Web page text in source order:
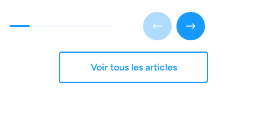
Voir tous les articles